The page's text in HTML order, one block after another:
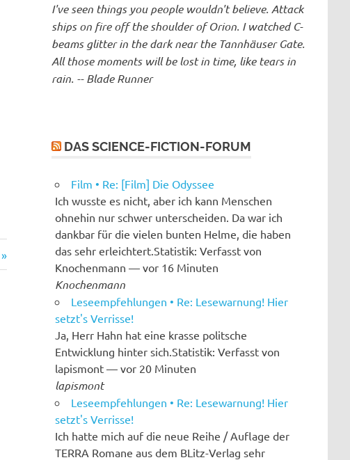
I've seen things you people wouldn't believe. Attack
ships on fire off the shoulder of Orion. I watched C-
beams glitter in the dark near the Tannhäuser Gate.
All those moments will be lost in time, like tears in
rain. -- Blade Runner
DAS SCIENCE-FICTION-FORUM
Film • Re: [Film] Die Odyssee
Ich wusste es nicht, aber ich kann Menschen
ohnehin nur schwer unterscheiden. Da war ich
dankbar für die vielen bunten Helme, die haben
das sehr erleichtert.Statistik: Verfasst von
Knochenmann — vor 16 Minuten
Knochenmann
Leseempfehlungen • Re: Lesewarnung! Hier
setzt's Verrisse!
Ja, Herr Hahn hat eine krasse politsche
Entwicklung hinter sich.Statistik: Verfasst von
lapismont — vor 20 Minuten
lapismont
Leseempfehlungen • Re: Lesewarnung! Hier
setzt's Verrisse!
Ich hatte mich auf die neue Reihe / Auflage der
TERRA Romane aus dem BLitz-Verlag sehr